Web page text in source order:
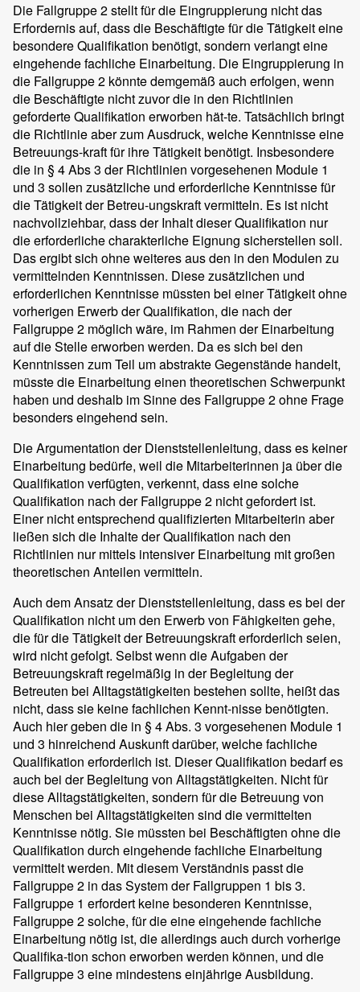
Die Fallgruppe 2 stellt für die Eingruppierung nicht das
Erfordernis auf, dass die Beschäftigte für die Tätigkeit eine
besondere Qualifikation benötigt, sondern verlangt eine
eingehende fachliche Einarbeitung. Die Eingruppierung in
die Fallgruppe 2 könnte demgemäß auch erfolgen, wenn
die Beschäftigte nicht zuvor die in den Richtlinien
geforderte Qualifikation erworben hät-te. Tatsächlich bringt
die Richtlinie aber zum Ausdruck, welche Kenntnisse eine
Betreuungs-kraft für ihre Tätigkeit benötigt. Insbesondere
die in § 4 Abs 3 der Richtlinien vorgesehenen Module 1
und 3 sollen zusätzliche und erforderliche Kenntnisse für
die Tätigkeit der Betreu-ungskraft vermitteln. Es ist nicht
nachvollziehbar, dass der Inhalt dieser Qualifikation nur
die erforderliche charakterliche Eignung sicherstellen soll.
Das ergibt sich ohne weiteres aus den in den Modulen zu
vermittelnden Kenntnissen. Diese zusätzlichen und
erforderlichen Kenntnisse müssten bei einer Tätigkeit ohne
vorherigen Erwerb der Qualifikation, die nach der
Fallgruppe 2 möglich wäre, im Rahmen der Einarbeitung
auf die Stelle erworben werden. Da es sich bei den
Kenntnissen zum Teil um abstrakte Gegenstände handelt,
müsste die Einarbeitung einen theoretischen Schwerpunkt
haben und deshalb im Sinne des Fallgruppe 2 ohne Frage
besonders eingehend sein.
Die Argumentation der Dienststellenleitung, dass es keiner
Einarbeitung bedürfe, weil die Mitarbeiterinnen ja über die
Qualifikation verfügten, verkennt, dass eine solche
Qualifikation nach der Fallgruppe 2 nicht gefordert ist.
Einer nicht entsprechend qualifizierten Mitarbeiterin aber
ließen sich die Inhalte der Qualifikation nach den
Richtlinien nur mittels intensiver Einarbeitung mit großen
theoretischen Anteilen vermitteln.
Auch dem Ansatz der Dienststellenleitung, dass es bei der
Qualifikation nicht um den Erwerb von Fähigkeiten gehe,
die für die Tätigkeit der Betreuungskraft erforderlich seien,
wird nicht gefolgt. Selbst wenn die Aufgaben der
Betreuungskraft regelmäßig in der Begleitung der
Betreuten bei Alltagstätigkeiten bestehen sollte, heißt das
nicht, dass sie keine fachlichen Kennt-nisse benötigten.
Auch hier geben die in § 4 Abs. 3 vorgesehenen Module 1
und 3 hinreichend Auskunft darüber, welche fachliche
Qualifikation erforderlich ist. Dieser Qualifikation bedarf es
auch bei der Begleitung von Alltagstätigkeiten. Nicht für
diese Alltagstätigkeiten, sondern für die Betreuung von
Menschen bei Alltagstätigkeiten sind die vermittelten
Kenntnisse nötig. Sie müssten bei Beschäftigten ohne die
Qualifikation durch eingehende fachliche Einarbeitung
vermittelt werden. Mit diesem Verständnis passt die
Fallgruppe 2 in das System der Fallgruppen 1 bis 3.
Fallgruppe 1 erfordert keine besonderen Kenntnisse,
Fallgruppe 2 solche, für die eine eingehende fachliche
Einarbeitung nötig ist, die allerdings auch durch vorherige
Qualifika-tion schon erworben werden können, und die
Fallgruppe 3 eine mindestens einjährige Ausbildung.